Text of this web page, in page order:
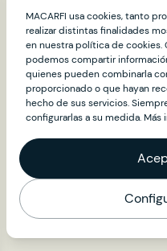
Contacto
Información:
Prensa:
MACARFI usa cookies, tanto
realizar distintas finalidades
en nuestra política de cookies.
podemos compartir
quienes pueden combinarla
proporcionado o que hayan
hecho de sus servicios.
configurarlas a su medida. Más